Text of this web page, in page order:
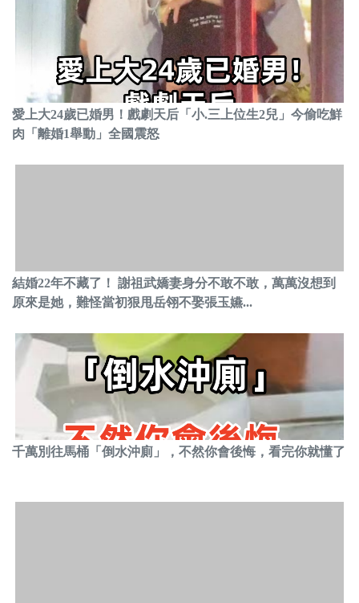
愛上大24歲已婚男！戲劇天后「小.三上位生2兒」今偷吃鮮
肉「離婚1舉動」全國震怒
結婚22年不藏了！ 謝祖武嬌妻身分不敢不敢，萬萬沒想到
原來是她，難怪當初狠甩岳翎不娶張玉嬿...
千萬別往馬桶「倒水沖廁」，不然你會後悔，看完你就懂了